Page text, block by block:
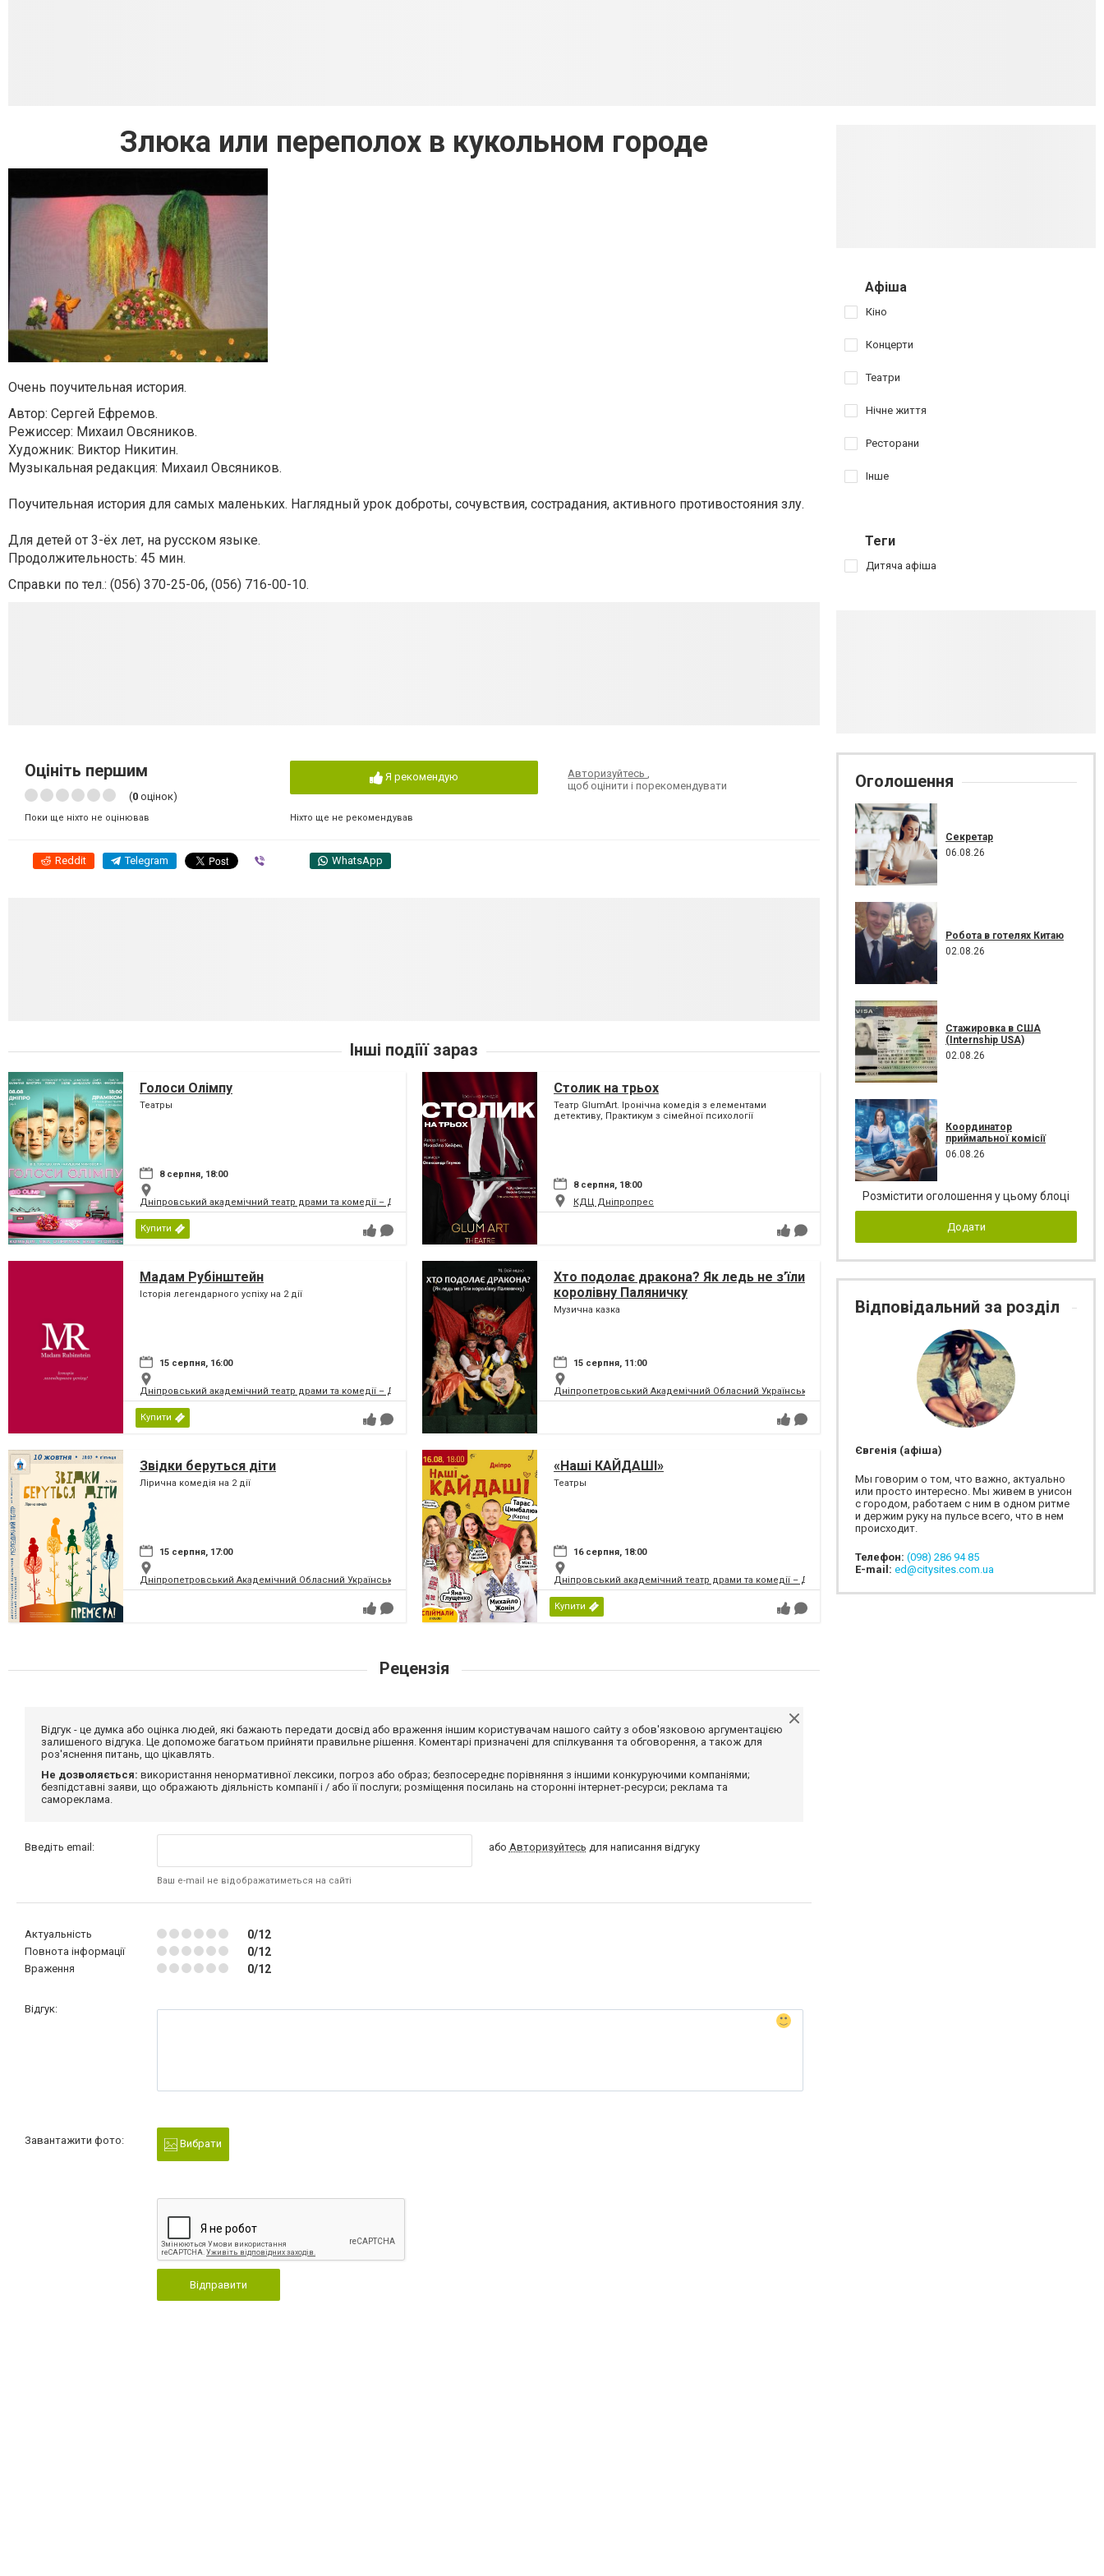
Злюка или переполох в кукольном городе
Очень поучительная история.
Автор: Сергей Ефремов.
Режиссер: Михаил Овсяников.
Художник: Виктор Никитин.
Музыкальная редакция: Михаил Овсяников.
Поучительная история для самых маленьких. Наглядный урок доброты, сочувствия, сострадания, активного противостояния злу.
Для детей от 3-ёх лет, на русском языке.
Продолжительность: 45 мин.
Справки по тел.: (056) 370-25-06, (056) 716-00-10.
Оцініть першим
(0 оцінок)
Поки ще ніхто не оцінював
Я рекомендую
Ніхто ще не рекомендував
Авторизуйтесь,
щоб оцінити і порекомендувати
Reddit Telegram WhatsApp
Інші подіїї зараз
Голоси Олімпу
Театры
8 серпня, 18:00
Дніпровський академічний театр драми та комедії – ДРАМіКОМ
Купити
Столик на трьох
Театр GlumArt. Іронічна комедія з елементами
детективу, Практикум з сімейної психології
8 серпня, 18:00
КДЦ Дніпропрес
Мадам Рубінштейн
Історія легендарного успіху на 2 дії
15 серпня, 16:00
Дніпровський академічний театр драми та комедії – ДРАМіКОМ
Купити
Хто подолає дракона? Як ледь не з’їли
королівну Паляничку
Музична казка
15 серпня, 11:00
Дніпропетровський Академічний Обласний Український Молодіжний Театр
Звідки беруться діти
Лірична комедія на 2 дії
15 серпня, 17:00
Дніпропетровський Академічний Обласний Український Молодіжний Театр
«Наші КАЙДАШІ»
Театры
16 серпня, 18:00
Дніпровський академічний театр драми та комедії – ДРАМіКОМ
Купити
Рецензія
Відгук - це думка або оцінка людей, які бажають передати досвід або враження іншим користувачам нашого сайту з обов'язковою аргументацією
залишеного відгука. Це допоможе багатьом прийняти правильне рішення. Коментарі призначені для спілкування та обговорення, а також для
роз'яснення питань, що цікавлять.
Не дозволяється: використання ненормативної лексики, погроз або образ; безпосереднє порівняння з іншими конкуруючими компаніями;
безпідставні заяви, що ображають діяльність компанії і / або її послуги; розміщення посилань на сторонні інтернет-ресурси; реклама та
самореклама.
Введіть email:
Ваш e-mail не відображатиметься на сайті
або Авторизуйтесь для написання відгуку
Актуальність 0/12
Повнота інформації 0/12
Враження 0/12
Відгук:
Завантажити фото: Вибрати
Відправити
Афіша
Кіно
Концерти
Театри
Нічне життя
Ресторани
Інше
Теги
Дитяча афіша
Оголошення
Секретар
06.08.26
Робота в готелях Китаю
02.08.26
Стажировка в США
(Internship USA)
02.08.26
Координатор
приймальної комісії
06.08.26
Розмістити оголошення у цьому блоці
Додати
Відповідальний за розділ
Євгенія (афіша)
Мы говорим о том, что важно, актуально
или просто интересно. Мы живем в унисон
с городом, работаем с ним в одном ритме
и держим руку на пульсе всего, что в нем
происходит.
Телефон: (098) 286 94 85
E-mail: ed@citysites.com.ua